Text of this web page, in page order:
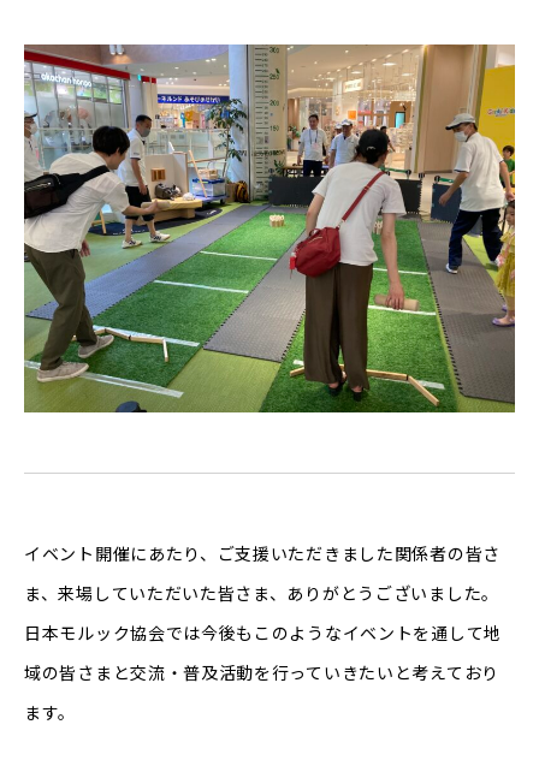
イベント開催にあたり、ご支援いただきました関係者の皆さ
ま、来場していただいた皆さま、ありがとうございました。
日本モルック協会では今後もこのようなイベントを通して地
域の皆さまと交流・普及活動を行っていきたいと考えており
ます。